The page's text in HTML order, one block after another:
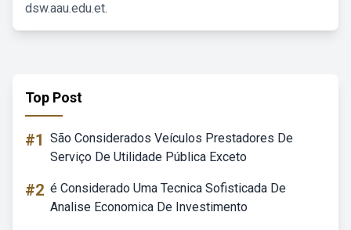
dsw.aau.edu.et.
Top Post
#1 São Considerados Veículos Prestadores De
Serviço De Utilidade Pública Exceto
#2 é Considerado Uma Tecnica Sofisticada De
Analise Economica De Investimento